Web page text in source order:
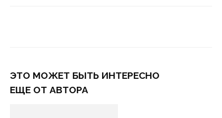
ЭТО МОЖЕТ БЫТЬ ИНТЕРЕСНО
ЕЩЕ ОТ АВТОРА